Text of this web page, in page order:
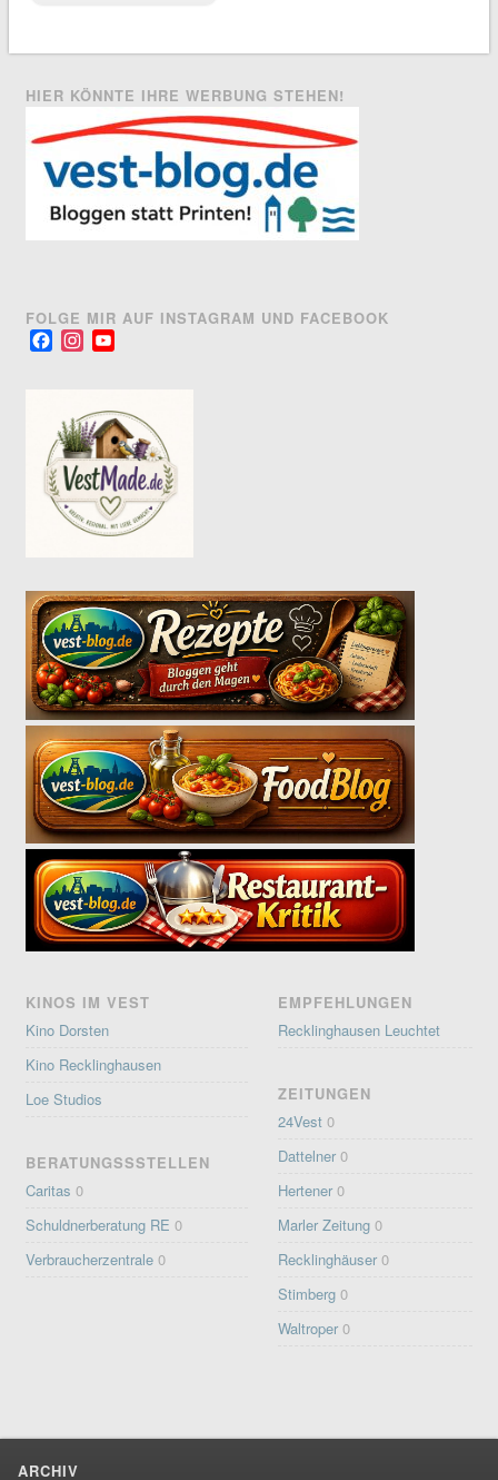
HIER KÖNNTE IHRE WERBUNG STEHEN!
FOLGE MIR AUF INSTAGRAM UND FACEBOOK
FacebookInstagram
KINOS IM VEST
Kino Dorsten
Kino Recklinghausen
Loe Studios
BERATUNGSSSTELLEN
Caritas 0
Schuldnerberatung RE 0
Verbraucherzentrale 0
EMPFEHLUNGEN
Recklinghausen Leuchtet
ZEITUNGEN
24Vest 0
Dattelner 0
Hertener 0
Marler Zeitung 0
Recklinghäuser 0
Stimberg 0
Waltroper 0
ARCHIV